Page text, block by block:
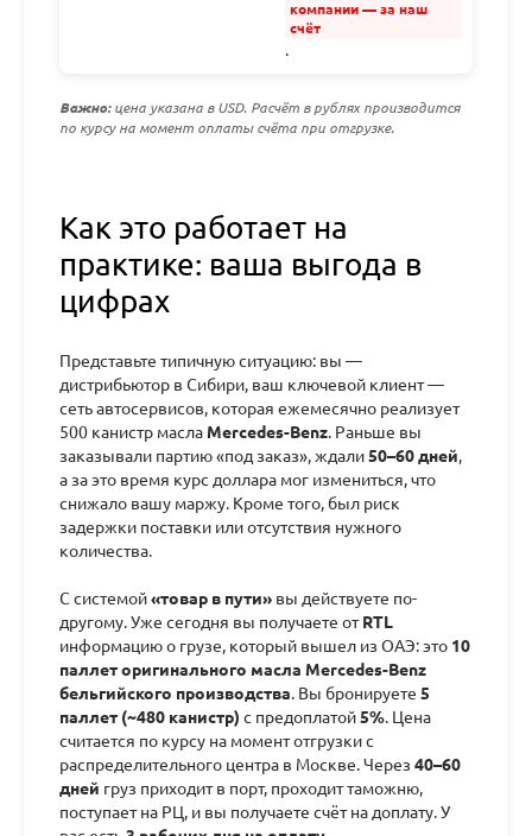
компании — за наш
счёт
.
Важно:цена указана в USD. Расчёт в рублях производится
по курсу на момент оплаты счёта при отгрузке.
Как это работает на
практике: ваша выгода в
цифрах
Представьте типичную ситуацию: вы —
дистрибьютор в Сибири, ваш ключевой клиент —
сеть автосервисов, которая ежемесячно реализует
500 канистр маслаMercedes-Benz. Раньше вы
заказывали партию «под заказ», ждали50–60 дней,
а за это время курс доллара мог измениться, что
снижало вашу маржу. Кроме того, был риск
задержки поставки или отсутствия нужного
количества.
С системой«товар в пути» вы действуете по-
другому. Уже сегодня вы получаете отRTL
информацию о грузе, который вышел из ОАЭ: это 10
паллет оригинального масла Mercedes-Benz
бельгийского производства. Вы бронируете 5
паллет (~480 канистр) с предоплатой5%. Цена
считается по курсу на момент отгрузки с
распределительного центра в Москве. Через 40–60
дней груз приходит в порт, проходит таможню,
поступает на РЦ, и вы получаете счёт на доплату. У